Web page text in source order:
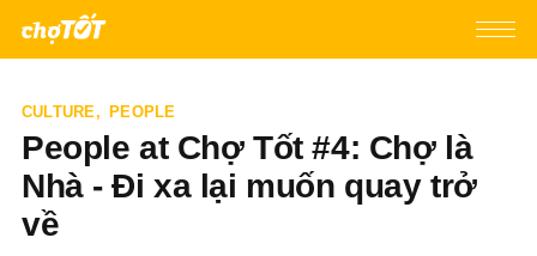
CULTURE, PEOPLE
People at Chợ Tốt #4: Chợ là
Nhà - Đi xa lại muốn quay trở
về